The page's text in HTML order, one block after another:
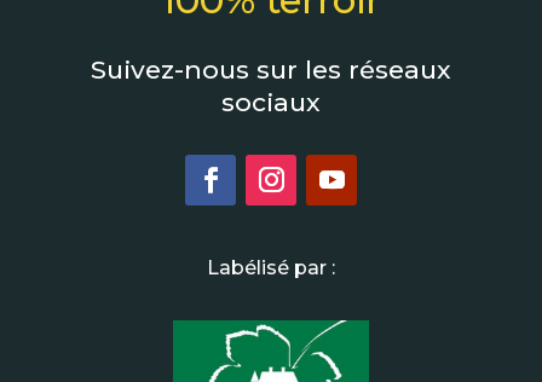
Suivez-nous sur les réseaux
sociaux
Labélisé par :